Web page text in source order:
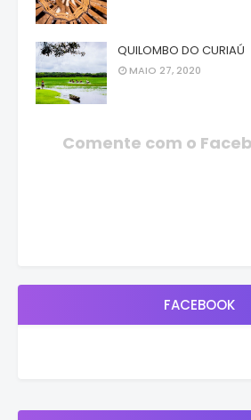
QUILOMBO DO CURIAÚ
MAIO 27, 2020
Comente com o
FACEBOOK